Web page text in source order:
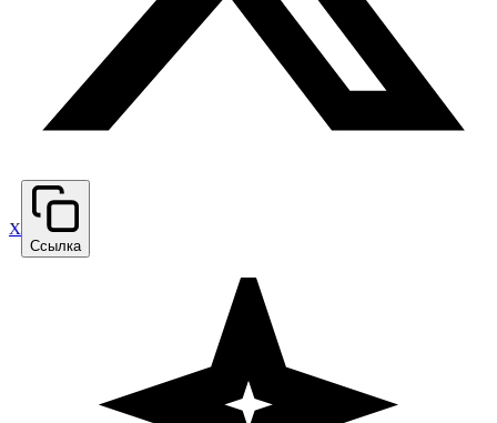
X
Ссылка